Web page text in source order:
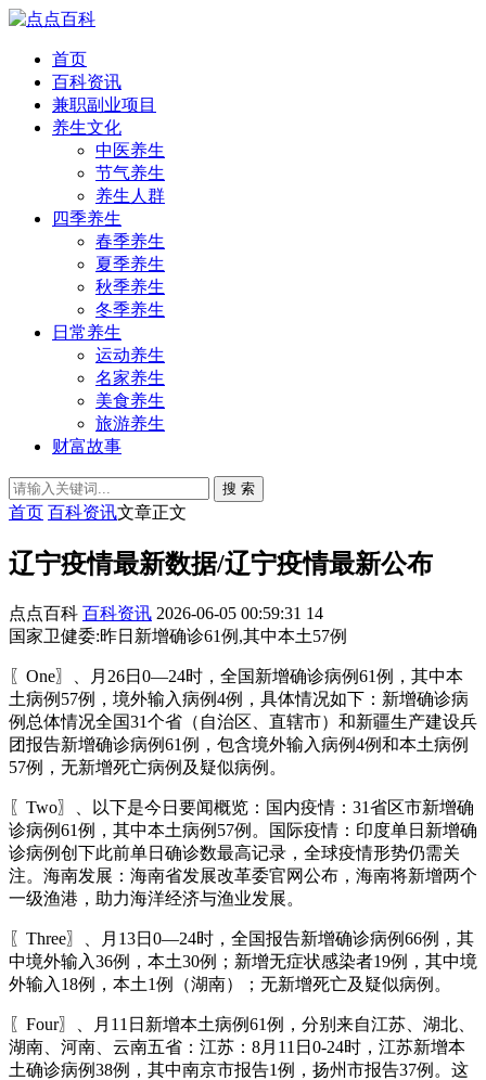
首页
百科资讯
兼职副业项目
养生文化
中医养生
节气养生
养生人群
四季养生
春季养生
夏季养生
秋季养生
冬季养生
日常养生
运动养生
名家养生
美食养生
旅游养生
财富故事
搜 索
首页 百科资讯文章正文
辽宁疫情最新数据/辽宁疫情最新公布
点点百科 百科资讯 2026-06-05 00:59:31 14
国家卫健委:昨日新增确诊61例,其中本土57例
〖One〗、月26日0—24时，全国新增确诊病例61例，其中本
土病例57例，境外输入病例4例，具体情况如下：新增确诊病
例总体情况全国31个省（自治区、直辖市）和新疆生产建设兵
团报告新增确诊病例61例，包含境外输入病例4例和本土病例
57例，无新增死亡病例及疑似病例。
〖Two〗、以下是今日要闻概览：国内疫情：31省区市新增确
诊病例61例，其中本土病例57例。国际疫情：印度单日新增确
诊病例创下此前单日确诊数最高记录，全球疫情形势仍需关
注。海南发展：海南省发展改革委官网公布，海南将新增两个
一级渔港，助力海洋经济与渔业发展。
〖Three〗、月13日0—24时，全国报告新增确诊病例66例，其
中境外输入36例，本土30例；新增无症状感染者19例，其中境
外输入18例，本土1例（湖南）；无新增死亡及疑似病例。
〖Four〗、月11日新增本土病例61例，分别来自江苏、湖北、
湖南、河南、云南五省：江苏：8月11日0-24时，江苏新增本
土确诊病例38例，其中南京市报告1例，扬州市报告37例。这